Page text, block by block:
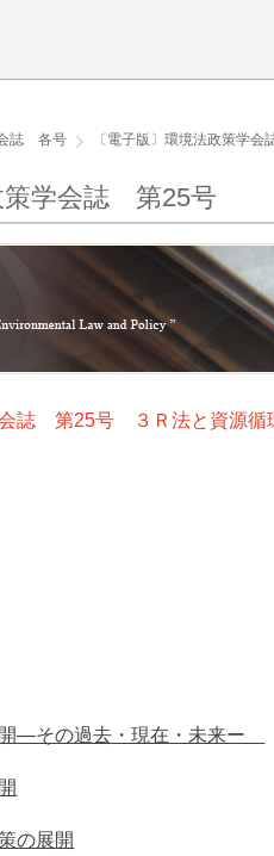
会誌 各号 〔電子版〕環境法政策学
策学会誌 第25号
会誌 第25号 ３Ｒ法と資源循
―その過去・現在・未来ー
〔赤渕
の展開 〔筑紫